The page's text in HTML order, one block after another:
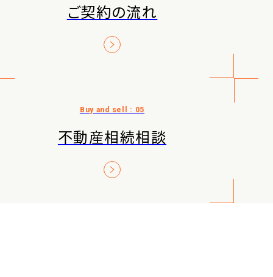
ご契約の流れ
不動産相続相談